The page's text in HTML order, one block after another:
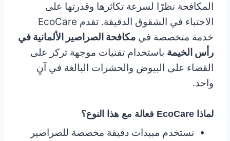
المكافحة نظرًا لسرعة تكاثرها وقدرتها على
الاختباء في الشقوق الدقيقة. تقدم EcoCare
خدمة متخصصة في مكافحة الصراصير الألمانية في
رأس الخيمة باستخدام تقنيات موجهة تركز على
القضاء على البيوض والحشرات البالغة في آنٍ
واحد.
لماذا EcoCare فعالة مع هذا النوع؟
نستخدم مبيدات دقيقة مخصصة للصراصير